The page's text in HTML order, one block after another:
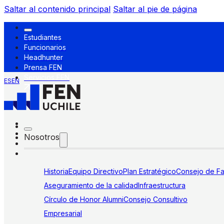
Saltar al contenido principal Saltar al pie de página
Estudiantes
Funcionarios
Headhunter
Prensa FEN
ESEN
Nosotros
HistoriaEquipo DirectivoPlan EstratégicoConsejo de
Aseguramiento de la calidadInfraestructura
Círculo de Honor AlumniConsejo Consultivo
Empresarial